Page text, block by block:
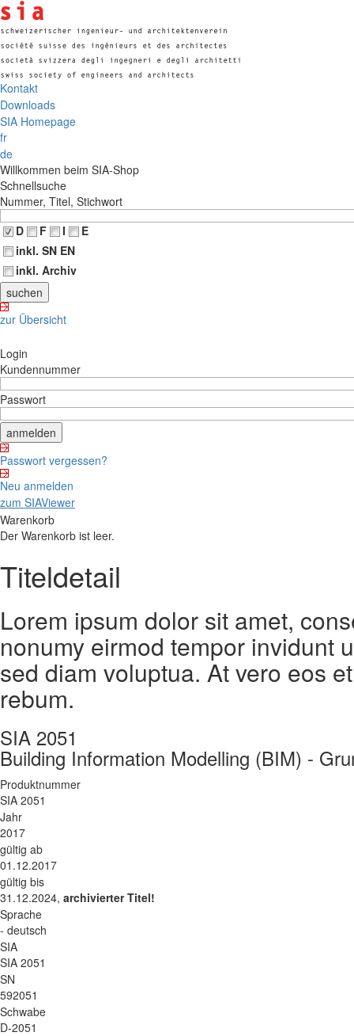
Kontakt
Downloads
SIA Homepage
fr
de
Willkommen beim SIA-Shop
Schnellsuche
Nummer, Titel, Stichwort
D
F I
E
inkl. SN EN
inkl. Archiv
zur Übersicht
Login
Kundennummer
Passwort
Passwort vergessen?
Neu anmelden
zum SIAViewer
Warenkorb
Der Warenkorb ist leer.
Titeldetail
Lorem ipsum dolor sit amet,
nonumy eirmod tempor invidunt
sed diam voluptua. At vero eos
rebum.
SIA 2051
Building Information Modelling (BIM) -
Produktnummer
SIA 2051
Jahr
2017
gültig ab
01.12.2017
gültig bis
31.12.2024, archivierter Titel!
Sprache
- deutsch
SIA
SIA 2051
SN
592051
Schwabe
D-2051